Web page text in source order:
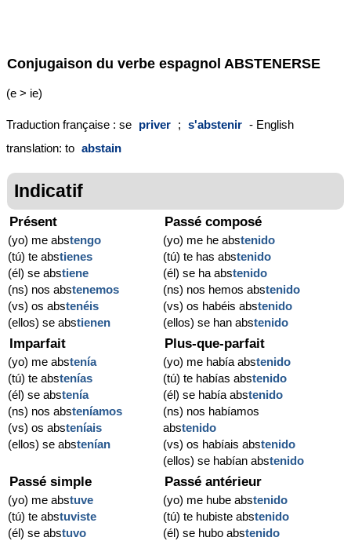
Conjugaison du verbe espagnol ABSTENERSE
(e > ie)
Traduction française : se priver ; s'abstenir - English
translation: to abstain
Indicatif
Présent
(yo) me abstengo
(tú) te abstienes
(él) se abstiene
(ns) nos abstenemos
(vs) os abstenéis
(ellos) se abstienen
Passé composé
(yo) me he abstenido
(tú) te has abstenido
(él) se ha abstenido
(ns) nos hemos abstenido
(vs) os habéis abstenido
(ellos) se han abstenido
Imparfait
(yo) me abstenía
(tú) te abstenías
(él) se abstenía
(ns) nos absteníamos
(vs) os absteníais
(ellos) se abstenían
Plus-que-parfait
(yo) me había abstenido
(tú) te habías abstenido
(él) se había abstenido
(ns) nos habíamos
abstenido
(vs) os habíais abstenido
(ellos) se habían abstenido
Passé simple
(yo) me abstuve
(tú) te abstuviste
(él) se abstuvo
Passé antérieur
(yo) me hube abstenido
(tú) te hubiste abstenido
(él) se hubo abstenido